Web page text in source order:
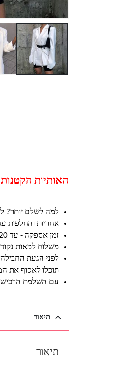
האותיות הקטנות
למה לשלם יותר?
אחריות והחלפות עד 14 ימים מקבלת
זמן אספקה - עד 15-20 ימי עבודה - לא כולל שישי ושבת וחגים
משלוח למאות
לפני הגעת
תוכלו לאסוף את
עם השלמת
תיאור
תיאור